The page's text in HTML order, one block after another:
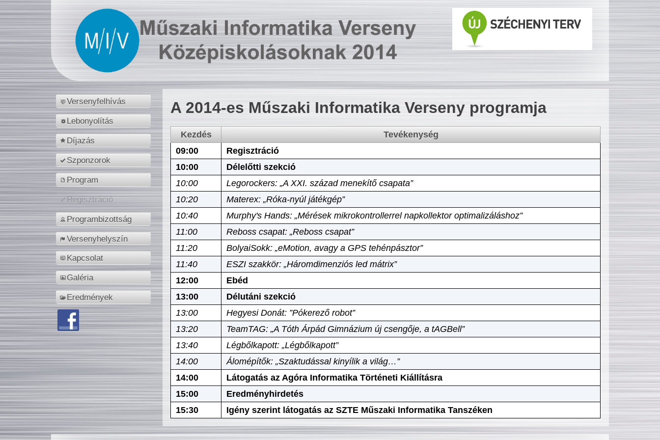
Versenyfelhívás
Lebonyolítás
Díjazás
Szponzorok
Program
Regisztráció
Programbizottság
Versenyhelyszín
Kapcsolat
Galéria
Eredmények
A 2014-es Műszaki Informatika Verseny programja
Kezdés
Tevékenység
09:00
Regisztráció
10:00
Délelőtti szekció
10:00
Legorockers: „A XXI. század menekítő csapata”
10:20
Materex: „Róka-nyúl játékgép”
10:40
Murphy's Hands: „Mérések mikrokontrollerrel napkollektor optimalizáláshoz”
11:00
Reboss csapat: „Reboss csapat”
11:20
BolyaiSokk: „eMotion, avagy a GPS tehénpásztor”
11:40
ESZI szakkör: „Háromdimenziós led mátrix”
12:00
Ebéd
13:00
Délutáni szekció
13:00
Hegyesi Donát: ”Pókerező robot”
13:20
TeamTAG: „A Tóth Árpád Gimnázium új csengője, a tAGBell”
13:40
Légbőlkapott: „Légbőlkapott”
14:00
Álomépítők: „Szaktudással kinyílik a világ…”
14:00
Látogatás az Agóra Informatika Történeti Kiállításra
15:00
Eredményhirdetés
15:30
Igény szerint látogatás az SZTE Műszaki Informatika Tanszéken